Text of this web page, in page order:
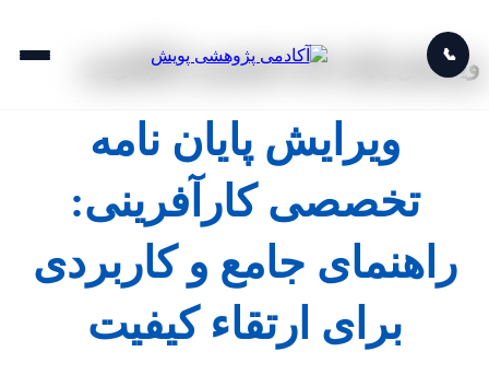
📞
ویرایش پایان نامه تخصصی کارآفرینی
ویرایش پایان نامه
تخصصی کارآفرینی:
راهنمای جامع و کاربردی
برای ارتقاء کیفیت